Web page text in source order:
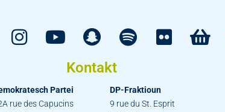
Kontakt
Partei
rue des Capucins
DP-Fraktioun
9 rue du St. Esprit